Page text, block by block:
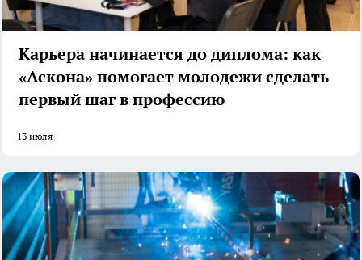
Карьера начинается до диплома: как
«Аскона» помогает молодежи сделать
первый шаг в профессию
13 июля